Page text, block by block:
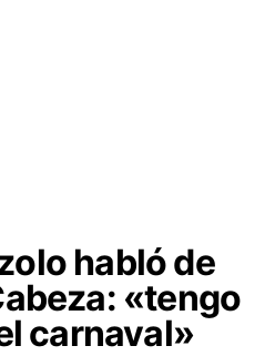
habló de
«tengo
carnaval»